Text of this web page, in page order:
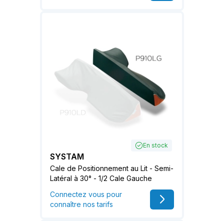
En stock
SYSTAM
Cale de Positionnement au Lit - Semi-
Latéral à 30° - 1/2 Cale Gauche
Connectez vous pour
connaître nos tarifs